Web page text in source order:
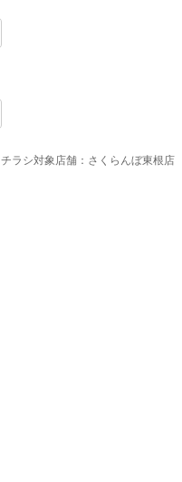
チラシ対象店舗：さくらんぼ東根店